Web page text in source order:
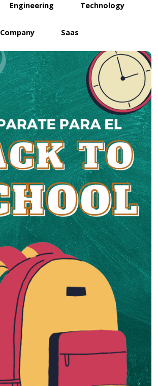
Engineering Technology
Company Saas